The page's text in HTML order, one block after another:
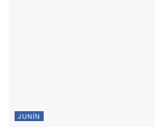
JUNÍN